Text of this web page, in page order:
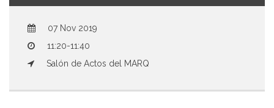
07 Nov 2019
11:20-11:40
Salón de Actos del MARQ